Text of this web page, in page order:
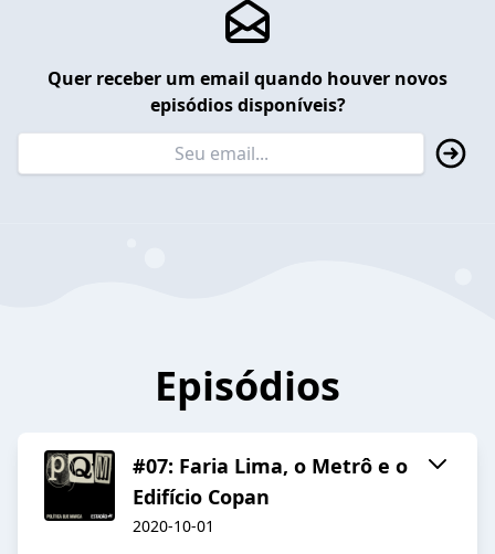
Quer receber um email quando houver novos
episódios disponíveis?
Episódios
#07: Faria Lima, o Metrô e o
Edifício Copan
2020-10-01